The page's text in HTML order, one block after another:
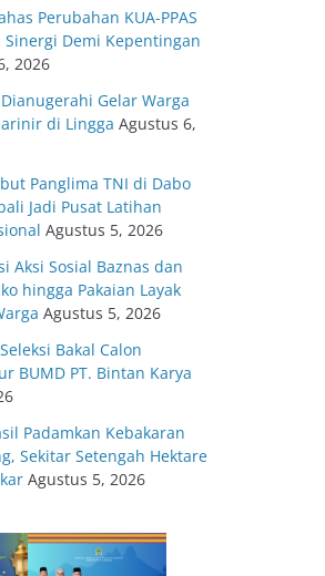
Perubahan KUA-PPAS
Sinergi Demi Kepentingan
2026
Gelar Warga
di Lingga Agustus 6,
Panglima TNI di Dabo
Jadi Pusat Latihan
Agustus 5, 2026
Aksi Sosial Baznas dan
hingga Pakaian Layak
Agustus 5, 2026
Bakal Calon
BUMD PT. Bintan Karya
Padamkan Kebakaran
Sekitar Setengah Hektare
Agustus 5, 2026